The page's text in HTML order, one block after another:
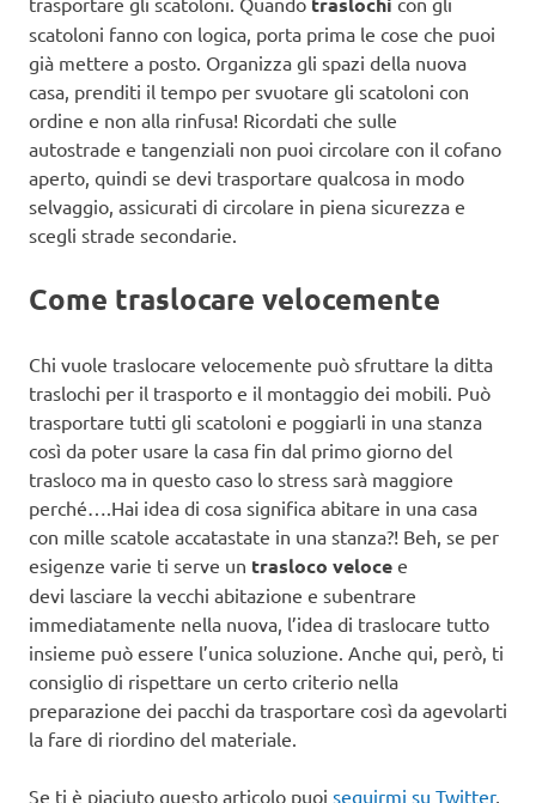
scatoloni fanno con logica, porta prima le cose che puoi
già mettere a posto. Organizza gli spazi della nuova
casa, prenditi il tempo per svuotare gli scatoloni con
ordine e non alla rinfusa! Ricordati che sulle
autostrade e tangenziali non puoi circolare con il cofano
aperto, quindi se devi trasportare qualcosa in modo
selvaggio, assicurati di circolare in piena sicurezza e
scegli strade secondarie.
Come traslocare velocemente
Chi vuole traslocare velocemente può sfruttare la ditta
traslochi per il trasporto e il montaggio dei mobili. Può
trasportare tutti gli scatoloni e poggiarli in una stanza
così da poter usare la casa fin dal primo giorno del
trasloco ma in questo caso lo stress sarà maggiore
perché….Hai idea di cosa significa abitare in una casa
con mille scatole accatastate in una stanza?! Beh, se per
esigenze varie ti serve un trasloco veloce e
devi lasciare la vecchi abitazione e subentrare
immediatamente nella nuova, l’idea di traslocare tutto
insieme può essere l’unica soluzione. Anche qui, però, ti
consiglio di rispettare un certo criterio nella
preparazione dei pacchi da trasportare così da agevolarti
la fare di riordino del materiale.
Se ti è piaciuto questo articolo puoi seguirmi su Twitter,